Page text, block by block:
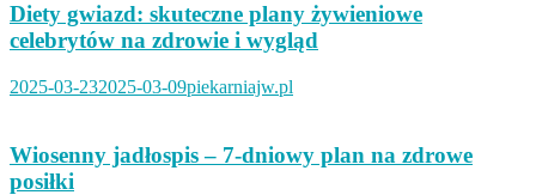
Diety gwiazd: skuteczne plany żywieniowe
celebrytów na zdrowie i wygląd
2025-03-232025-03-09piekarniajw.pl
Wiosenny jadłospis – 7-dniowy plan na zdrowe
posiłki